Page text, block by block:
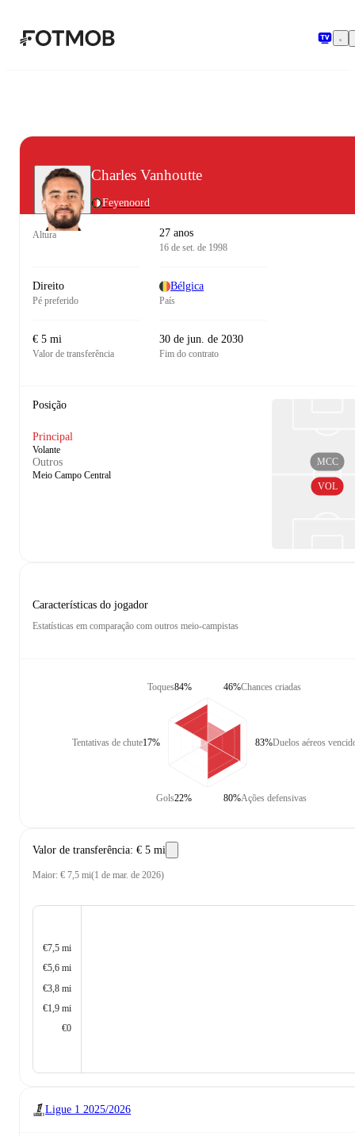
Charles Vanhoutte
Feyenoord
Altura 27 anos
16 de set. de 1998
Direito
Pé preferido
Bélgica
País
€ 5 mi
Valor de transferência
30 de jun. de 2030
Fim do contrato
Posição
Principal
Volante
Outros
Meio Campo Central
VOL
MCC
Características do jogador
Estatísticas em comparação com outros meio-campistas
Toques84%
Tentativas de chute17%
Gols22%
Chances criadas
46%
Duelos aéreos
83%
Ações defensivas
80%
Valor de transferência: € 5 mi
Maior: € 7,5 mi(1 de mar. de 2026)
€7,5 mi
€5,6 mi
€3,8 mi
€1,9 mi
€0
Ligue 1 2025/2026